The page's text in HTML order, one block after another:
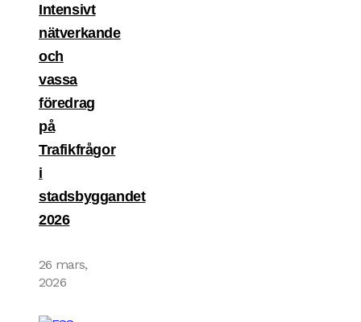
Intensivt
nätverkande
och
vassa
föredrag
på
Trafikfrågor
i
stadsbyggandet
2026
26 mars,
2026